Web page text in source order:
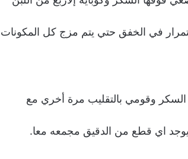
في الخفق حتي يتم مزج كل المكونات
وقومي بالتقليب مرة أخري مع
اي قطع من الدقيق مجمعه معا.